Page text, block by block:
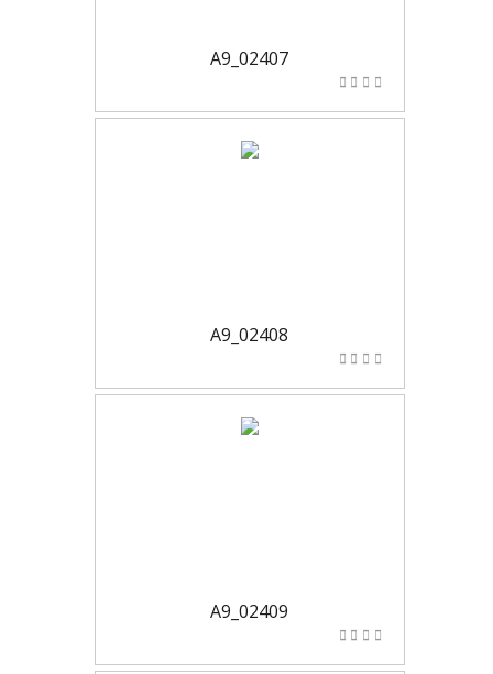
A9_02407
A9_02408
A9_02409